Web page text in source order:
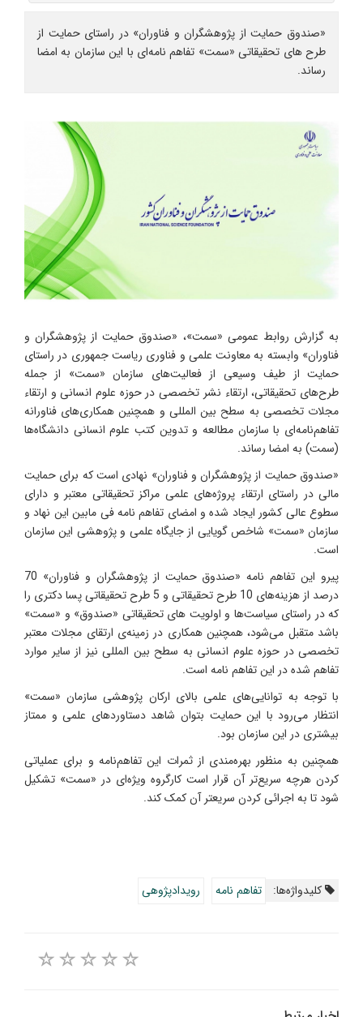
«صندوق حمایت از پژوهشگران و فناوران» در راستای حمایت از
طرح های تحقیقاتی «سمت» تفاهم نامه‌ای با این سازمان به امضا
رساند.
به گزارش روابط عمومی «سمت»، «صندوق حمایت از پژوهشگران و
فناوران» وابسته به معاونت علمی و فناوری ریاست جمهوری در راستای
حمایت از طیف وسیعی از فعالیت‌های سازمان «سمت» از جمله
طرح‌های تحقیقاتی، ارتقاء نشر تخصصی در حوزه علوم انسانی و ارتقاء
مجلات تخصصی به سطح بین المللی و همچنین همکاری‌های فناورانه
تفاهم‌نامه‌ای با سازمان مطالعه و تدوین کتب علوم انسانی دانشگاه‌ها
(سمت) به امضا رساند.
«صندوق حمایت از پژوهشگران و فناوران» نهادی است که برای حمایت
مالی در راستای ارتقاء پروژه‌های علمی مراکز تحقیقاتی معتبر و دارای
سطوع عالی کشور ایجاد شده و امضای تفاهم نامه فی مابین این نهاد و
سازمان «سمت» شاخص گویایی از جایگاه علمی و پژوهشی این سازمان
است.
پیرو این تفاهم نامه «صندوق حمایت از پژوهشگران و فناوران» 70
درصد از هزینه‌های 10 طرح تحقیقاتی و 5 طرح تحقیقاتی پسا دکتری را
که در راستای سیاست‌ها و اولویت های تحقیقاتی «صندوق» و «سمت»
باشد متقبل می‌شود، همچنین همکاری در زمینه‌ی ارتقای مجلات معتبر
تخصصی در حوزه علوم انسانی به سطح بین المللی نیز از سایر موارد
تفاهم شده در این تفاهم نامه است.
با توجه به توانایی‌های علمی بالای ارکان پژوهشی سازمان «سمت»
انتظار می‌رود با این حمایت بتوان شاهد دستاوردهای علمی و ممتاز
بیشتری در این سازمان بود.
همچنین به منظور بهره‌مندی از ثمرات این تفاهم‌نامه و برای عملیاتی
کردن هرچه سریع‌تر آن قرار است کارگروه ویژه‌ای در «سمت» تشکیل
شود تا به اجرائی کردن سریعتر آن کمک کند.
کلیدواژه‌ها: تفاهم نامه رویدادپژوهی